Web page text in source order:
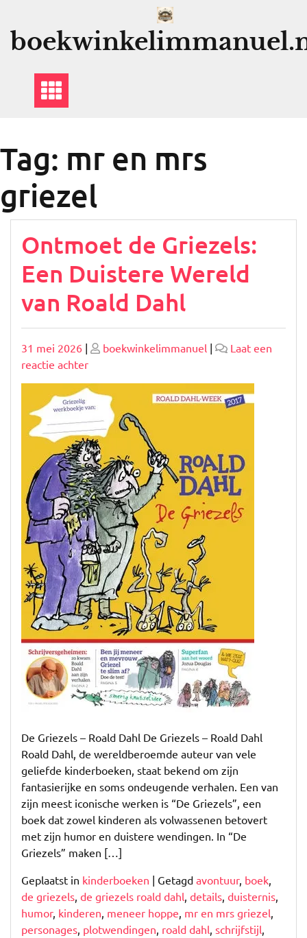
Tag: mr en mrs
griezel
Ontmoet de Griezels:
Een Duistere Wereld
van Roald Dahl
Geplaatst
op
31 mei 2026 | Geplaatst
boekwinkelimmanuel |
Laat een
reactie achterop
Ontmoet
de
Griezels:
Een
Duistere
Wereld
van
Roald
Dahl
De Griezels – Roald Dahl De Griezels – Roald Dahl
Roald Dahl, de wereldberoemde auteur van vele
geliefde kinderboeken, staat bekend om zijn
fantasierijke en soms ondeugende verhalen. Een van
zijn meest iconische werken is “De Griezels”, een
boek dat zowel kinderen als volwassenen betovert
met zijn humor en duistere wendingen. In “De
Griezels” maken […]
Geplaatst in kinderboeken | Getagd avontuur, boek,
de griezels, de griezels roald dahl, details, duisternis,
humor, kinderen, meneer hoppe, mr en mrs griezel,
personages, plotwendingen, roald dahl, schrijfstijl,